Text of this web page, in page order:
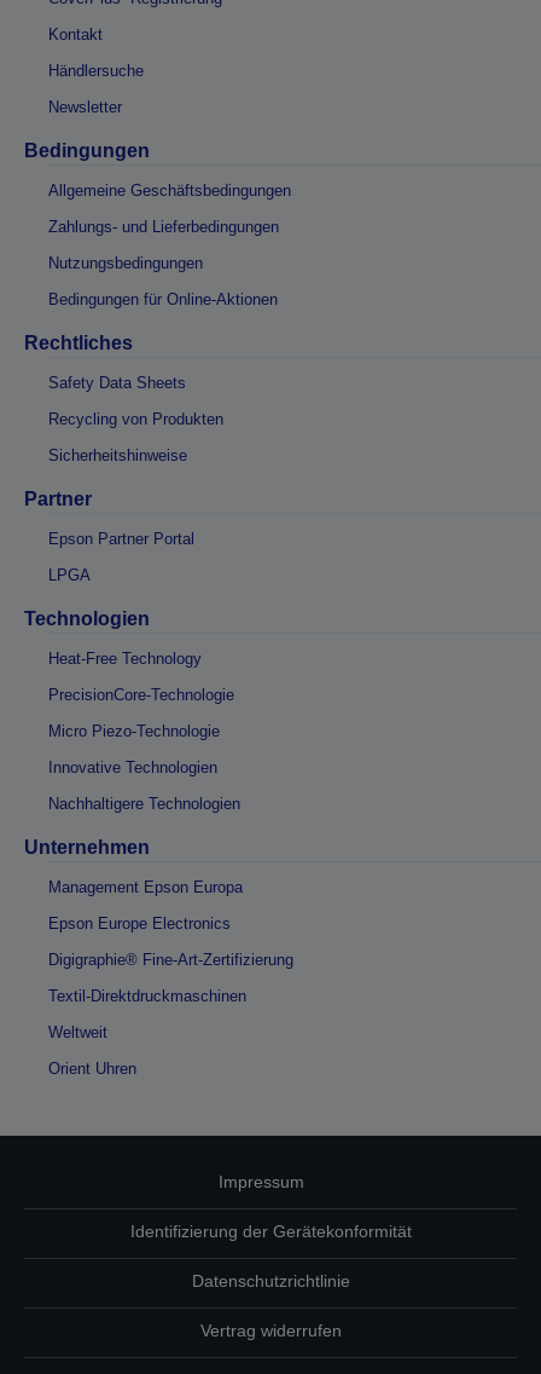
Kontakt
Händlersuche
Newsletter
Bedingungen
Allgemeine Geschäftsbedingungen
Zahlungs- und Lieferbedingungen
Nutzungsbedingungen
Bedingungen für Online-Aktionen
Rechtliches
Safety Data Sheets
Recycling von Produkten
Sicherheitshinweise
Partner
Epson Partner Portal
LPGA
Technologien
Heat-Free Technology
PrecisionCore-Technologie
Micro Piezo-Technologie
Innovative Technologien
Nachhaltigere Technologien
Unternehmen
Management Epson Europa
Epson Europe Electronics
Digigraphie® Fine-Art-Zertifizierung
Textil-Direktdruckmaschinen
Weltweit
Orient Uhren
Impressum
Identifizierung der Gerätekonformität
Datenschutzrichtlinie
Vertrag widerrufen